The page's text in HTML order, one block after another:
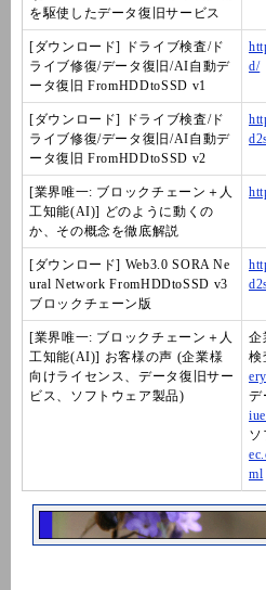
を駆使したデータ復旧サービス
[ダウンロード] ドライブ検査/ド
ライブ修復/データ復旧/AI自動デ
ータ復旧 FromHDDtoSSD v1
d/
[ダウンロード] ドライブ検査/ド
ライブ修復/データ復旧/AI自動デ
ータ復旧 FromHDDtoSSD v2
[業界唯一: ブロックチェーン＋人
工知能(AI)] どのように動くの
か、その概念を徹底解説
[ダウンロード] Web3.0 SORA Ne
ural Network FromHDDtoSSD v3
ブロックチェーン版
[業界唯一: ブロックチェーン＋人
工知能(AI)] お客様の声 (企業様
向けライセンス、データ復旧サー
ビス、ソフトウェア製品)
企
デ
ml